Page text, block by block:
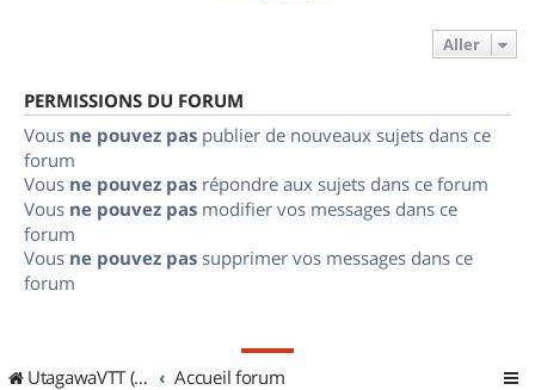
Aller
PERMISSIONS DU FORUM
Vous ne pouvez pas publier de nouveaux sujets dans ce
forum
Vous ne pouvez pas répondre aux sujets dans ce forum
Vous ne pouvez pas modifier vos messages dans ce
forum
Vous ne pouvez pas supprimer vos messages dans ce
forum
UtagawaVTT (Randos VTT et VTTAE avec traces GPS) Accueil forum